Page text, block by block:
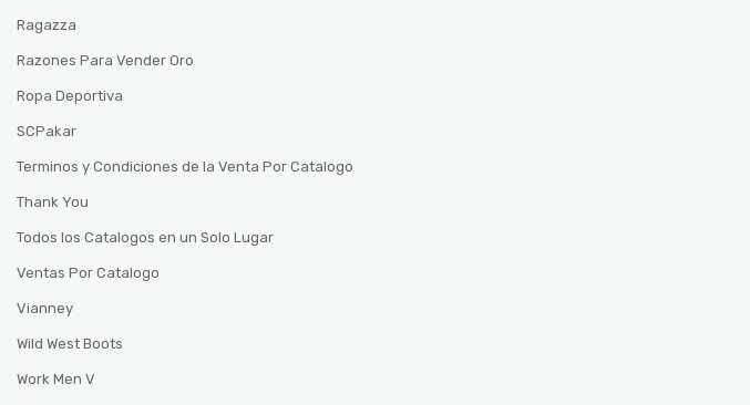
Ragazza
Razones Para Vender Oro
Ropa Deportiva
SCPakar
Terminos y Condiciones de la Venta Por Catalogo
Thank You
Todos los Catalogos en un Solo Lugar
Ventas Por Catalogo
Vianney
Wild West Boots
Work Men V